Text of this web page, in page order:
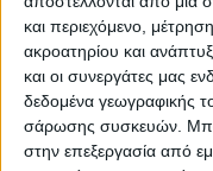
και περιεχόμενο,
ακροατηρίου και
και οι συνεργάτες μας
δεδομένα γεωγραφικής
σάρωσης συσκευών.
στην επεξεργασία από
τους.
Μέχρι σήμερα, το
αυτοκινήτων από το
από τις εκπομπές
οχήματος. Με τη